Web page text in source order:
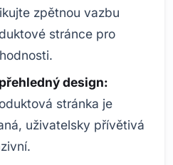
zpětnou vazbu
stránce pro
design:
stránka je
uživatelsky přívětivá